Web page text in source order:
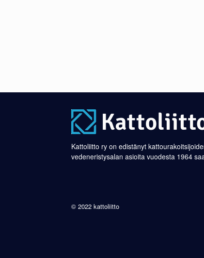
Kattoliitto ry on edistänyt
vedeneristysalan asioita vuodesta 1964
© 2022 kattoliitto